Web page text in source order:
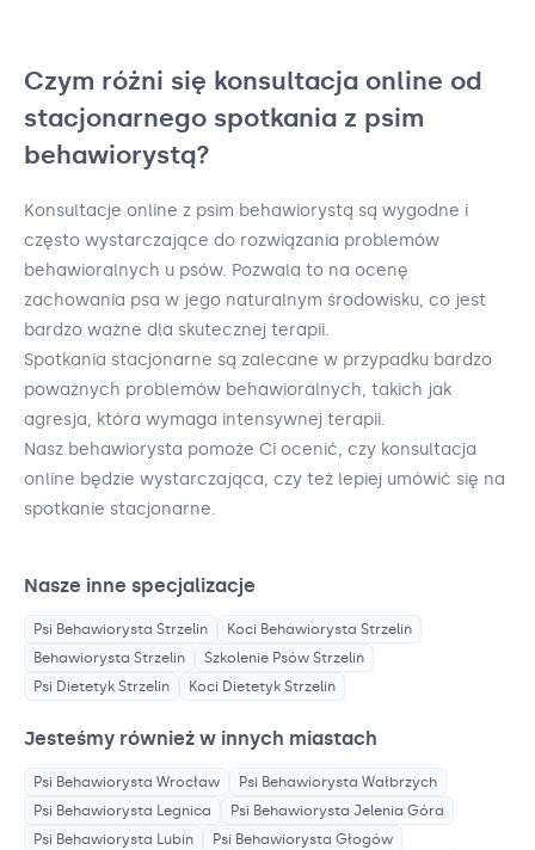
Czym różni się konsultacja online od
stacjonarnego spotkania z psim
behawiorystą?
Konsultacje online z psim behawiorystą są wygodne i
często wystarczające do rozwiązania problemów
behawioralnych u psów. Pozwala to na ocenę
zachowania psa w jego naturalnym środowisku, co jest
bardzo ważne dla skutecznej terapii.
Spotkania stacjonarne są zalecane w przypadku bardzo
poważnych problemów behawioralnych, takich jak
agresja, która wymaga intensywnej terapii.
Nasz behawiorysta pomoże Ci ocenić, czy konsultacja
online będzie wystarczająca, czy też lepiej umówić się na
spotkanie stacjonarne.
Nasze inne specjalizacje
Psi Behawiorysta Strzelin Koci Behawiorysta Strzelin
Behawiorysta Strzelin Szkolenie Psów Strzelin
Psi Dietetyk Strzelin Koci Dietetyk Strzelin
Jesteśmy również w innych miastach
Psi Behawiorysta Wrocław Psi Behawiorysta Wałbrzych
Psi Behawiorysta Legnica Psi Behawiorysta Jelenia Góra
Psi Behawiorysta Lubin Psi Behawiorysta Głogów